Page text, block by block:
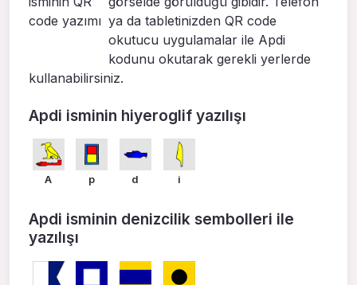
ya da tabletinizden QR code
okutucu uygulamalar ile Apdi
kodunu okutarak gerekli yerlerde
kullanabilirsiniz.
Apdi isminin hiyeroglif yazılışı
A p d i
Apdi isminin denizcilik sembolleri ile
yazılışı